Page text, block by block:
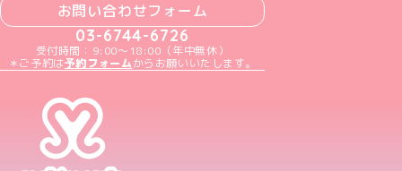
お問い合わせフォーム
03-6744-6726
受付時間：9:00～18:00（年中無休）
＊ご予約は予約フォームからお願いいたします。